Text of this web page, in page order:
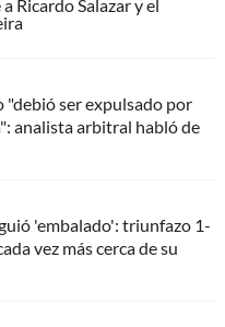
Ricardo Salazar y el
"debió ser expulsado por
analista arbitral habló de
'embalado': triunfazo 1-
vez más cerca de su